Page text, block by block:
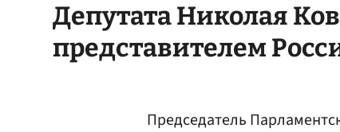
Депутата Николая
представителем
Председатель